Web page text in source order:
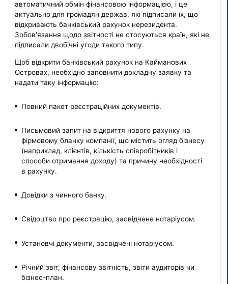
автоматичний обмін фінансовою інформацією, і це
актуально для громадян держав, які підписали їх, що
відкривають банківський рахунок нерезидента.
Зобов'язання щодо звітності не стосуються країн, які не
підписали двобічні угоди такого типу.
Щоб відкрити банківський рахунок на Кайманових
Островах, необхідно заповнити докладну заявку та
надати таку інформацію:
Повний пакет реєстраційних документів.
Письмовий запит на відкриття нового рахунку на
фірмовому бланку компанії, що містить огляд бізнесу
(наприклад, клієнтів, кількість співробітників і
способи отримання доходу) та причину необхідності
в рахунку.
Довідки з чинного банку.
Свідоцтво про реєстрацію, засвідчене нотаріусом.
Установчі документи, засвідчені нотаріусом.
Річний звіт, фінансову звітність, звіти аудиторів чи
бізнес-план.